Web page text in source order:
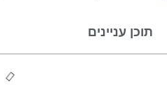
תוכן עניינים